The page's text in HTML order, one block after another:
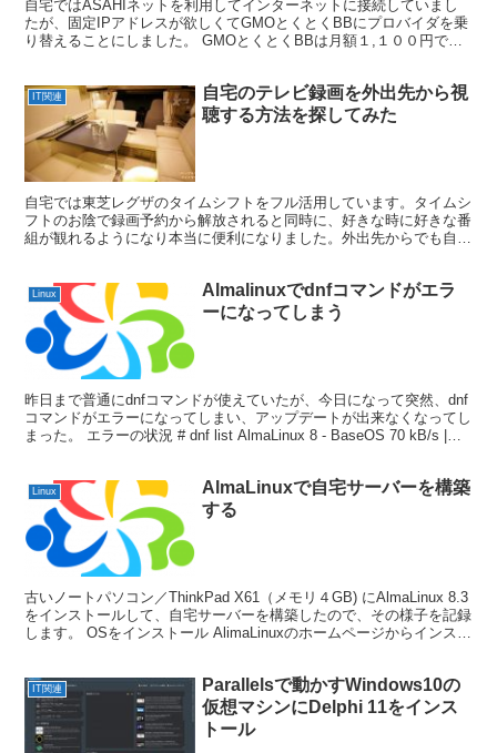
自宅ではASAHIネットを利用してインターネットに接続していまし
たが、固定IPアドレスが欲しくてGMOとくとくBBにプロバイダを乗
り替えることにしました。 GMOとくとくBBは月額１,１００円で固
IT関連
自宅のテレビ録画を外出先から視
聴する方法を探してみた
自宅では東芝レグザのタイムシフトをフル活用しています。タイムシ
フトのお陰で録画予約から解放されると同時に、好きな時に好きな番
組が観れるようになり本当に便利になりました。外出先からでも自宅
Linux
Almalinuxでdnfコマンドがエラ
ーになってしまう
昨日まで普通にdnfコマンドが使えていたが、今日になって突然、dnf
コマンドがエラーになってしまい、アップデートが出来なくなってし
まった。 エラーの状況 # dnf list AlmaLinux 8 - BaseOS 70 kB/s |
Linux
AlmaLinuxで自宅サーバーを構築
する
古いノートパソコン／ThinkPad X61（メモリ４GB) にAlmaLinux 8.3
をインストールして、自宅サーバーを構築したので、その様子を記録
します。 OSをインストール AlimaLinuxのホームページからインスト
IT関連
Parallelsで動かすWindows10の
仮想マシンにDelphi 11をインス
トール